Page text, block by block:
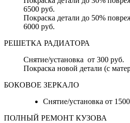
6500 руб.
Покраска детали до 50%
6000 руб.
РЕШЕТКА РАДИАТОРА
Снятие/установка от 300 руб.
Покраска новой детали (с
БОКОВОЕ ЗЕРКАЛО
Снятие/установка от
ПОЛНЫЙ РЕМОНТ КУЗОВА